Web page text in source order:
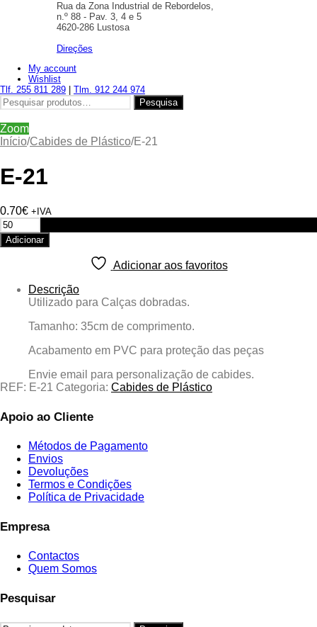
Rua da Zona Industrial de Rebordelos,
n.º 88 - Pav. 3, 4 e 5
4620-286 Lustosa
Direções
My account
Wishlist
Tlf. 255 811 289
Tlm. 912 244 974
Pesquisar
por:
Pesquisa
Zoom
Início/Cabides de Plástico/E-21
E-21
0.70€ +IVA
Quantidade
de
E-
Adicionar
Adicionar aos favoritos
Descrição
Utilizado para Calças dobradas.
Tamanho: 35cm de comprimento.
Acabamento em PVC para proteção das peças
Envie email para personalização de cabides.
REF: E-21 Categoria: Cabides de Plástico
Apoio ao Cliente
Métodos de Pagamento
Envios
Devoluções
Termos e Condições
Política de Privacidade
Empresa
Contactos
Quem Somos
Pesquisar